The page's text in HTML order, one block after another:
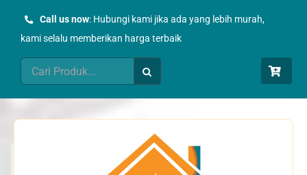
Call us now: Hubungi kami jika ada yang lebih murah,
kami selalu memberikan harga terbaik
Search
for: